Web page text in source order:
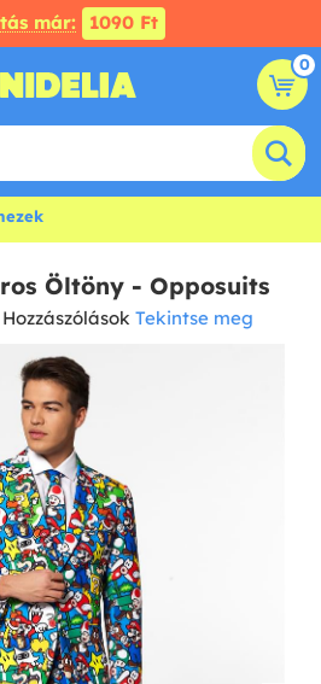
már: 1090 Ft
0
Öltöny - Opposuits
Tekintse meg